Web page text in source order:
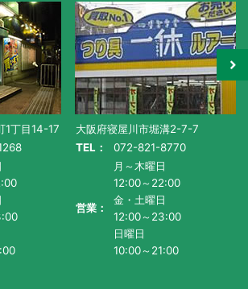
1丁目14-17
大阪府寝屋川市堀溝2-7-7
TEL：
072-821-8770
営業：
月～木曜日
12:00～22:00
金・土曜日
12:00～23:00
日曜日
10:00～21:00